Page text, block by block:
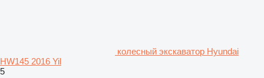
колесный экскаватор Hyundai
HW145 2016 Yil
5